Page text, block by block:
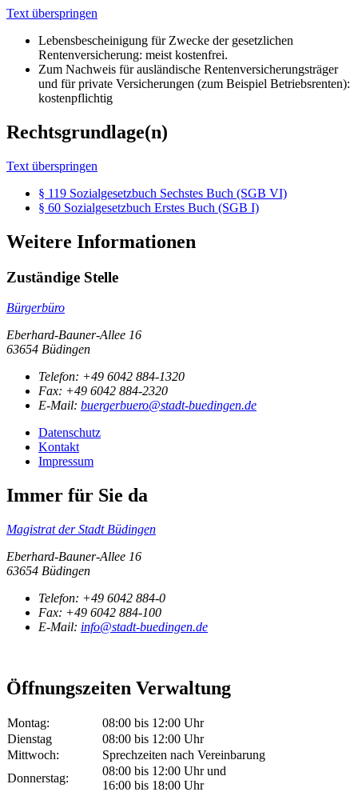
Text überspringen
Lebensbescheinigung für Zwecke der gesetzlichen
Rentenversicherung: meist kostenfrei.
Zum Nachweis für ausländische Rentenversicherungsträger
und für private Versicherungen (zum Beispiel Betriebsrenten):
kostenpflichtig
Rechtsgrundlage(n)
Text überspringen
§ 119 Sozialgesetzbuch Sechstes Buch (SGB VI)
§ 60 Sozialgesetzbuch Erstes Buch (SGB I)
Weitere Informationen
Zuständige Stelle
Bürgerbüro
Eberhard-Bauner-Allee 16
63654 Büdingen
Telefon: +49 6042 884-1320
Fax: +49 6042 884-2320
E-Mail: buergerbuero@stadt-buedingen.de
Datenschutz
Kontakt
Impressum
Immer für Sie da
Magistrat der Stadt Büdingen
Eberhard-Bauner-Allee 16
63654 Büdingen
Telefon: +49 6042 884-0
Fax: +49 6042 884-100
E-Mail: info@stadt-buedingen.de
Öffnungszeiten Verwaltung
Montag:
08:00 bis 12:00 Uhr
Dienstag
08:00 bis 12:00 Uhr
Mittwoch:
Sprechzeiten nach Vereinbarung
Donnerstag:
08:00 bis 12:00 Uhr und
16:00 bis 18:00 Uhr